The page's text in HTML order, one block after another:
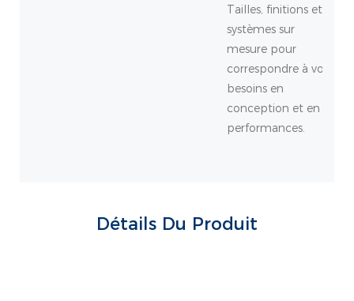
Tailles, finitions et
systèmes sur
mesure pour
correspondre à vos
besoins en
conception et en
performances.
Détails Du Produit